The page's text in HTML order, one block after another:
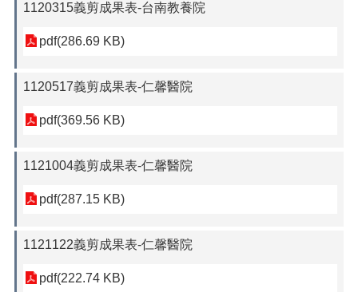
1120315義剪成果表-台南教養院
pdf(286.69 KB)
1120517義剪成果表-仁馨醫院
pdf(369.56 KB)
1121004義剪成果表-仁馨醫院
pdf(287.15 KB)
1121122義剪成果表-仁馨醫院
pdf(222.74 KB)